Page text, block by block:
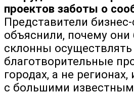
проектов заботы о
Представители
объяснили, почему
склонны осуществлять
благотворительные
городах, а не
с большими